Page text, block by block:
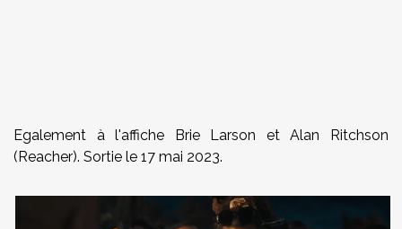
Egalement à l'affiche Brie Larson et Alan Ritchson
(Reacher). Sortie le 17 mai 2023.